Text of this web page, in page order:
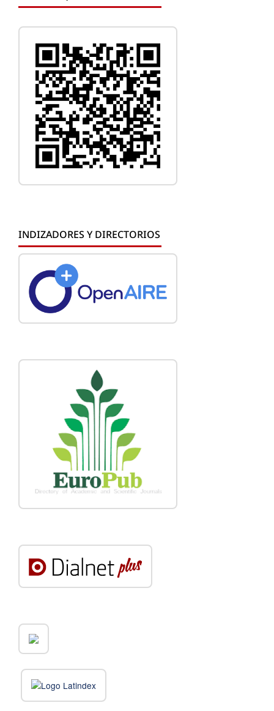
INDIZADORES Y DIRECTORIOS